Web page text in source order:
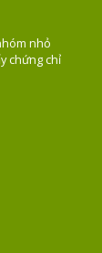
nhỏ
chứng chỉ